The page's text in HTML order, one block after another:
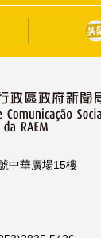
中華廣場15樓